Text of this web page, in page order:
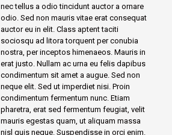
nec tellus a odio tincidunt auctor a ornare
odio. Sed non mauris vitae erat consequat
auctor eu in elit. Class aptent taciti
sociosqu ad litora torquent per conubia
nostra, per inceptos himenaeos. Mauris in
erat justo. Nullam ac urna eu felis dapibus
condimentum sit amet a augue. Sed non
neque elit. Sed ut imperdiet nisi. Proin
condimentum fermentum nunc. Etiam
pharetra, erat sed fermentum feugiat, velit
mauris egestas quam, ut aliquam massa
nisl quis neque. Suspendisse in orci enim.